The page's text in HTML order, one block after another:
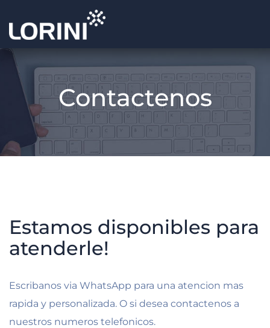
Contactenos
Estamos disponibles para
atenderle!
Escribanos via WhatsApp para una atencion mas
rapida y personalizada. O si desea contactenos a
nuestros numeros telefonicos.